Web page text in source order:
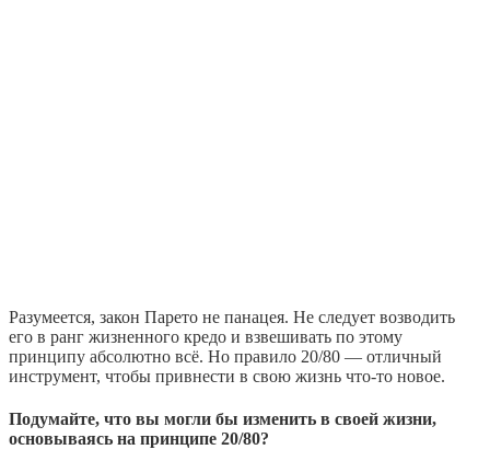
Разумеется, закон Парето не панацея. Не следует возводить
его в ранг жизненного кредо и взвешивать по этому
принципу абсолютно всё. Но правило 20/80 — отличный
инструмент, чтобы привнести в свою жизнь что-то новое.
Подумайте, что вы могли бы изменить в своей жизни,
основываясь на принципе 20/80?